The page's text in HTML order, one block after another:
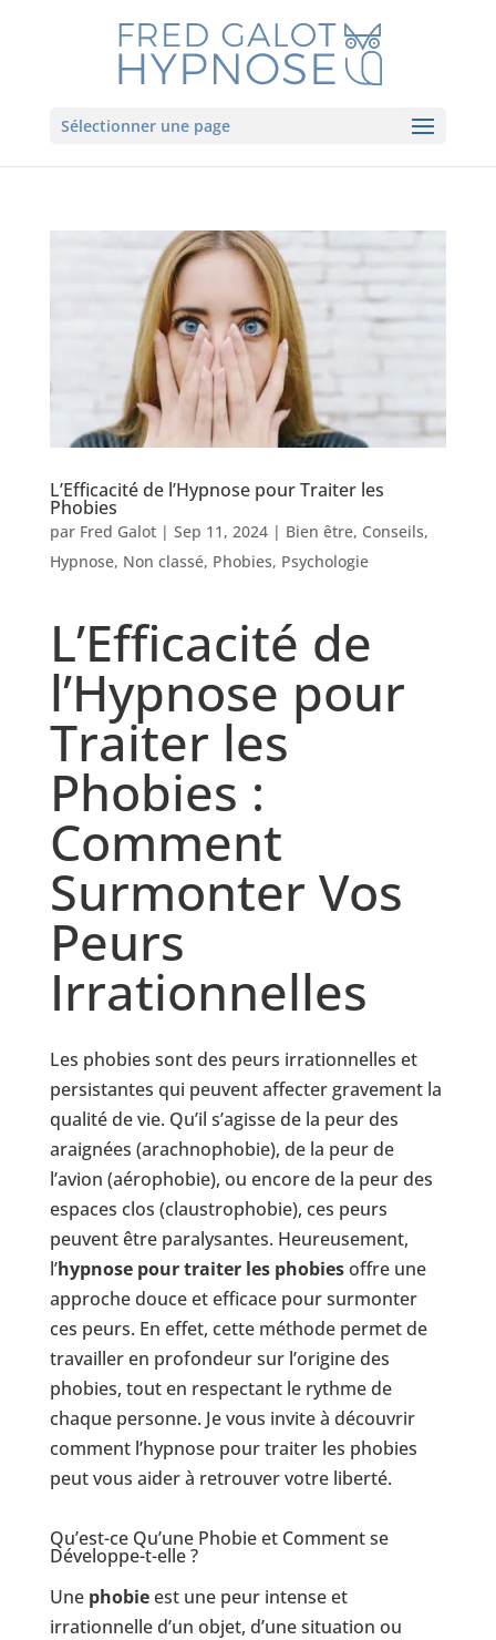
Sélectionner une page
L’Efficacité de l’Hypnose pour Traiter les
Phobies
par Fred Galot| Sep 11, 2024| Bien être, Conseils,
Hypnose, Non classé, Phobies, Psychologie
L’Efficacité de
l’Hypnose pour
Traiter les
Phobies :
Comment
Surmonter Vos
Peurs
Irrationnelles
Les phobies sont des peurs irrationnelles et
persistantes qui peuvent affecter gravement la
qualité de vie. Qu’il s’agisse de la peur des
araignées (arachnophobie), de la peur de
l’avion (aérophobie), ou encore de la peur des
espaces clos (claustrophobie), ces peurs
peuvent être paralysantes. Heureusement,
l’hypnose pour traiter les phobiesoffre une
approche douce et efficace pour surmonter
ces peurs. En effet, cette méthode permet de
travailler en profondeur sur l’origine des
phobies, tout en respectant le rythme de
chaque personne. Je vous invite à découvrir
comment l’hypnose pour traiter les phobies
peut vous aider à retrouver votre liberté.
Qu’est-ce Qu’une Phobie et Comment se
Développe-t-elle ?
Une phobieest une peur intense et
irrationnelle d’un objet, d’une situation ou